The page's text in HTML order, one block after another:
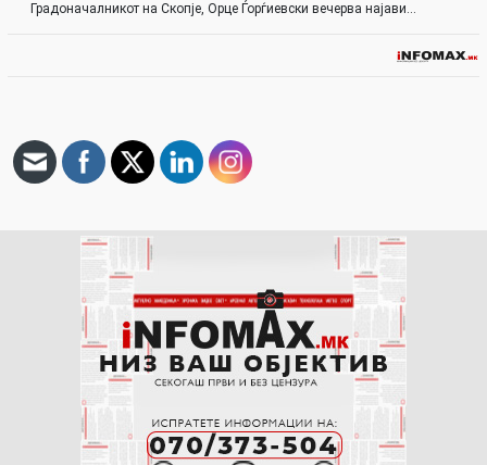
Градоначалникот на Скопје, Орце Ѓорѓиевски вечерва најави…